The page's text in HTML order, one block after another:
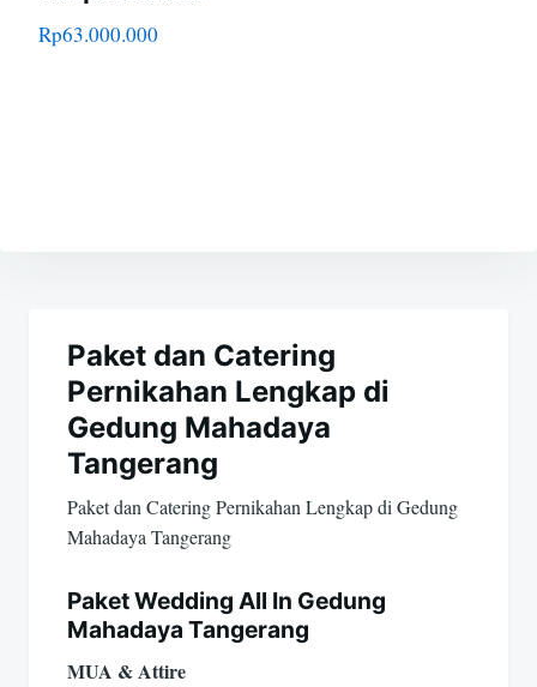
Rp63.000.000
posPaket dan Catering
Pernikahan Lengkap di
Gedung Mahadaya
Tangerang
Paket dan Catering Pernikahan Lengkap di Gedung
Mahadaya Tangerang
Paket Wedding All In Gedung
Mahadaya Tangerang
MUA & Attire